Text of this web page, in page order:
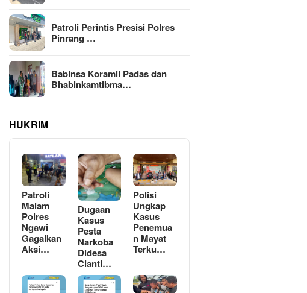
Patroli Perintis Presisi Polres
Pinrang …
Babinsa Koramil Padas dan
Bhabinkamtibma…
HUKRIM
Patroli
Malam
Polres
Ngawi
Gagalkan
Aksi…
Dugaan
Kasus
Pesta
Narkoba
Didesa
Cianti…
Polisi
Ungkap
Kasus
Penemua
n Mayat
Terku…